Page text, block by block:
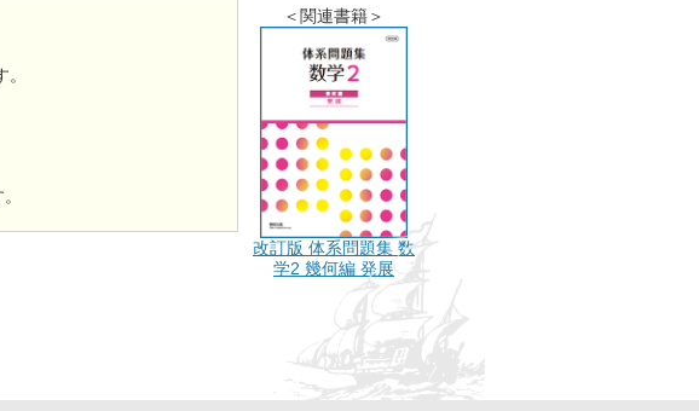
＜関連書籍＞
改訂版 体系問題集 数
学2 幾何編 発展